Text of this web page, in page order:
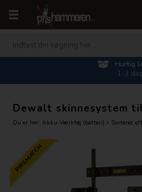
Hurtig
1-3
Dewalt skinnesystem
Du er her:Akku-Værktøj (batteri) » Sorteret
PRISMATCH